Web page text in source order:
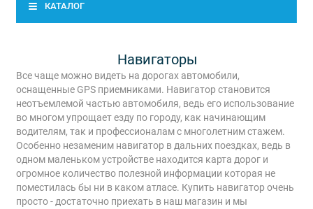
КАТАЛОГ
Навигаторы
Все чаще можно видеть на дорогах автомобили,
оснащенные GPS приемниками. Навигатор становится
неотъемлемой частью автомобиля, ведь его использование
во многом упрощает езду по городу, как начинающим
водителям, так и профессионалам с многолетним стажем.
Особенно незаменим навигатор в дальних поездках, ведь в
одном маленьком устройстве находится карта дорог и
огромное количество полезной информации которая не
поместилась бы ни в каком атласе. Купить навигатор очень
просто - достаточно приехать в наш магазин и мы